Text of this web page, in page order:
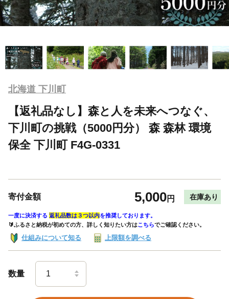
北海道 下川町
【返礼品なし】森と人を未来へつなぐ、
下川町の挑戦（5000円分） 森 森林 環境
保全 下川町 F4G-0331
寄付金額 5,000円 在庫あり
一度に決済する 返礼品数は３つ以内を推奨しております。
🔰ふるさと納税が初めての方、詳しく知りたい方はこちらでご確認ください。
仕組みについて知る 上限額を調べる
数量